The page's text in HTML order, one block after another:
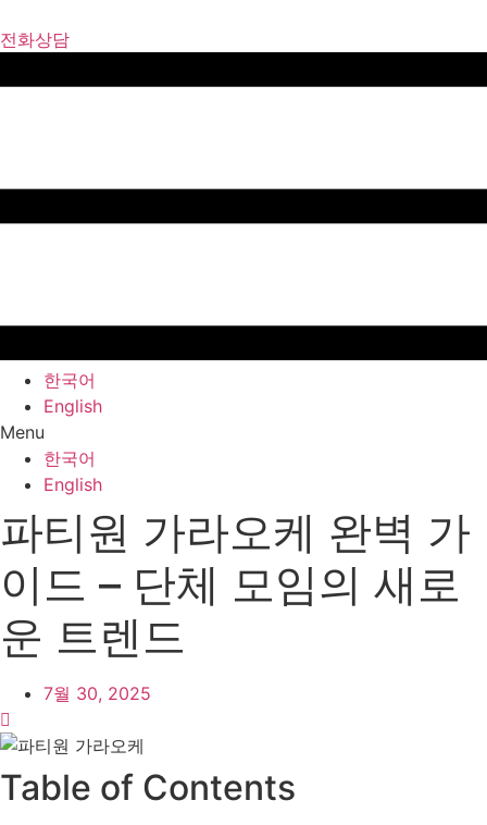
to
전화상담
한국어
English
Menu
한국어
English
파티원 가라오케 완벽 가
이드 – 단체 모임의 새로
운 트렌드
7월 30, 2025
Table of Contents